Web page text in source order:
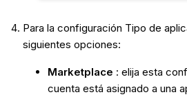
Para la configuración Tipo de
siguientes opciones:
Marketplace : elija esta
cuenta está asignado a una